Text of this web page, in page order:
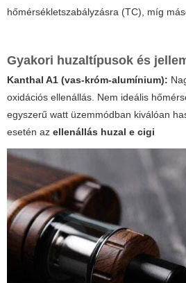
hőmérsékletszabályzásra (TC), míg
Gyakori huzaltípusok és
Kanthal A1 (vas-króm-alumínium):
oxidációs ellenállás. Nem ideális
egyszerű watt üzemmódban kiválóan
esetén az ellenállás huzal e cigi